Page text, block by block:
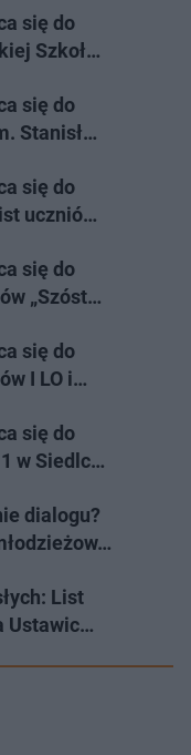
się do
Szkoł…
się do
Stanisł…
się do
ucznió…
się do
„Szóst…
się do
I LO i…
się do
w Siedlc…
dialogu?
List
Ustawic…